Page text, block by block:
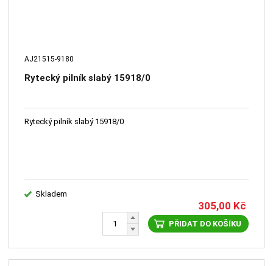
AJ21515-9180
Rytecký pilník slabý 15918/0
Rytecký pilník slabý 15918/0
Skladem
305,00 Kč
PŘIDAT DO KOŠÍKU